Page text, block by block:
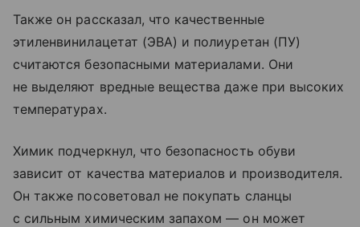
Также он рассказал, что качественные
этиленвинилацетат (ЭВА) и полиуретан (ПУ)
считаются безопасными материалами. Они
не выделяют вредные вещества даже при высоких
температурах.
Химик подчеркнул, что безопасность обуви
зависит от качества материалов и производителя.
Он также посоветовал не покупать сланцы
с сильным химическим запахом — он может